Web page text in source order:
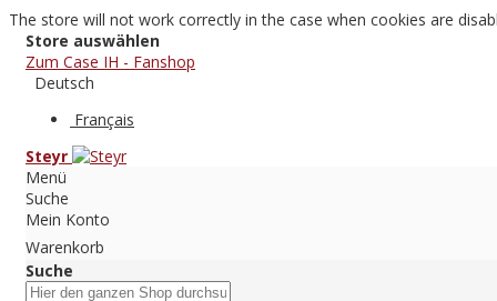
The store will not work correctly in the case when cookies are
Store auswählen
Zum Case IH - Fanshop
Deutsch
Français
Steyr
Menü
Suche
Mein Konto
Warenkorb
Suche